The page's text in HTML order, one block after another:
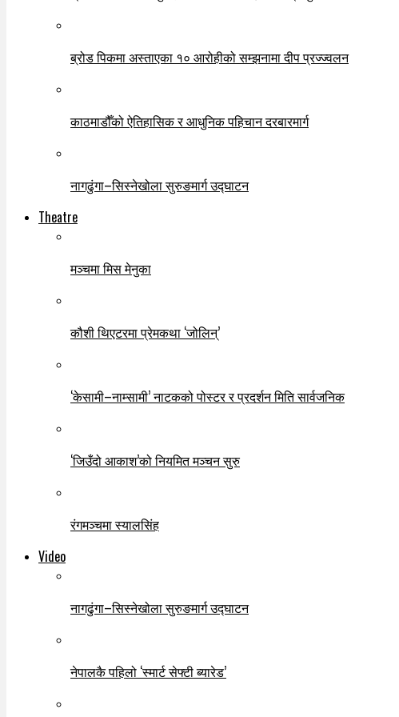
ब्रोड पिकमा अस्ताएका १० आरोहीको सम्झनामा दीप प्रज्ज्वलन
काठमाडौँको ऐतिहासिक र आधुनिक पहिचान दरबारमार्ग
नागढुंगा–सिस्नेखोला सुरुङमार्ग उद्घाटन
Theatre
मञ्चमा मिस मेनुका
कौशी थिएटरमा प्रेमकथा ‘जोलिन्’
‘केसामी–नाम्सामी’ नाटकको पोस्टर र प्रदर्शन मिति सार्वजनिक
‘जिउँदो आकाश’को नियमित मञ्चन सुरु
रंगमञ्चमा स्यालसिंह
Video
नागढुंगा–सिस्नेखोला सुरुङमार्ग उद्घाटन
नेपालकै पहिलो ‘स्मार्ट सेफ्टी ब्यारेड’